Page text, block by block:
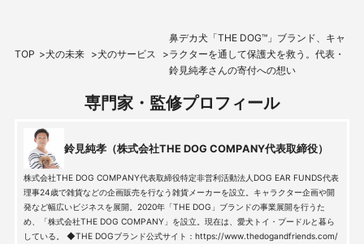
TOP 犬の未来 犬のサービス
鼻デカ犬「THE DOG™」ブランド、キャ
ラクターを通して保護犬を救う。代表・
鈴見純孝さんの寄付への想い
専門家・監修プロフィール
鈴見純孝（株式会社THE DOG COMPANY代表取締役）
株式会社THE DOG COMPANY代表取締役特定非営利活動法人DOG EAR FUNDS代表
理事24歳で雑貨などの企画販売を行なう雑貨メーカーを設立。キャラクター企画や開
発など幅広いビジネスを展開。2020年「THE DOG」ブランドの事業展開を行うた
め、「株式会社THE DOG COMPANY」を設立。現在は、愛犬トイ・プードルと暮ら
している。 ◆THE DOGブランド公式サイト：https://www.thedogandfriends.com/